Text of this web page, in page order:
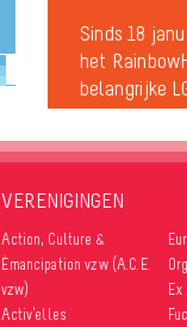
Sinds 18
het
belangrijke
namen zijn
Cultuur en
Culturele
publié le 29
VERENIGINGEN
Action, Culture &
Émancipation vzw (A.C.E.
vzw)
Activ’elles